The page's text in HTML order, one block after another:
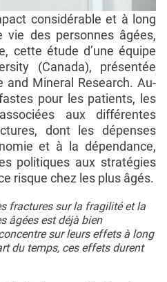
considérable et à long
des personnes âgées,
cette étude d’une équipe
(Canada), présentée
Mineral Research. Au-
pour les patients, les
aux différentes
dont les dépenses
et à la dépendance,
politiques aux stratégies
risque chez les plus âgés.
fractures sur la fragilité et la
âgées est déjà bien
sur leurs effets à long
du temps, ces effets durent